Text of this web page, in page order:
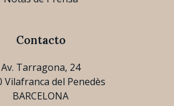
Contacto
Av. Tarragona, 24
Vilafranca del Penedès
BARCELONA